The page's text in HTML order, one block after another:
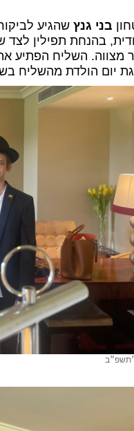
בני גנץ שהגיע
בהנחת תפילין לצד
מצווה. השליח הפתיע
יום הולדת מהשליח